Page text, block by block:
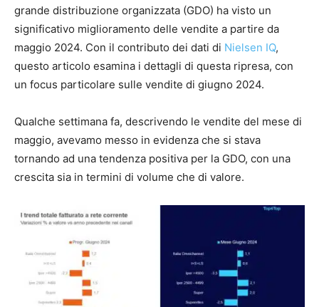
grande distribuzione organizzata (GDO) ha visto un
significativo miglioramento delle vendite a partire da
maggio 2024. Con il contributo dei dati di Nielsen IQ,
questo articolo esamina i dettagli di questa ripresa, con
un focus particolare sulle vendite di giugno 2024.
Qualche settimana fa, descrivendo le vendite del mese di
maggio, avevamo messo in evidenza che si stava
tornando ad una tendenza positiva per la GDO, con una
crescita sia in termini di volume che di valore.